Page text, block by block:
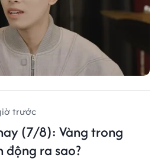
trước
(7/8): Vàng trong
động ra sao?